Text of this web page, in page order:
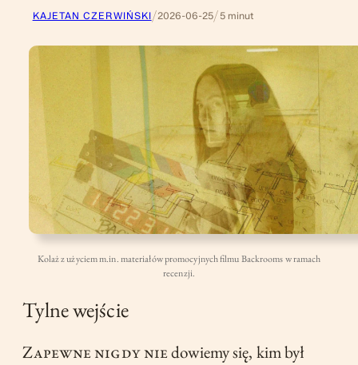
KAJETAN CZERWIŃSKI/2026-06-25/ 5 minut
Kolaż z użyciem m.in. materiałów promocyjnych filmu Backrooms w ramach
recenzji.
Tylne wejście
Zapewne nigdy niedowiemy się, kim był